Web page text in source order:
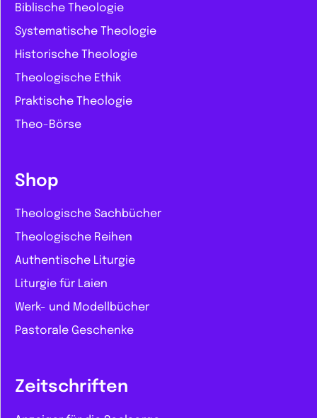
Biblische Theologie
Systematische Theologie
Historische Theologie
Theologische Ethik
Praktische Theologie
Theo-Börse
Shop
Theologische Sachbücher
Theologische Reihen
Authentische Liturgie
Liturgie für Laien
Werk- und Modellbücher
Pastorale Geschenke
Zeitschriften